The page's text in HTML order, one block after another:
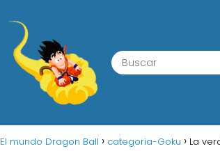
El mundo Dragon Ball categoria-Goku La